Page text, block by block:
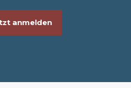
anmelden